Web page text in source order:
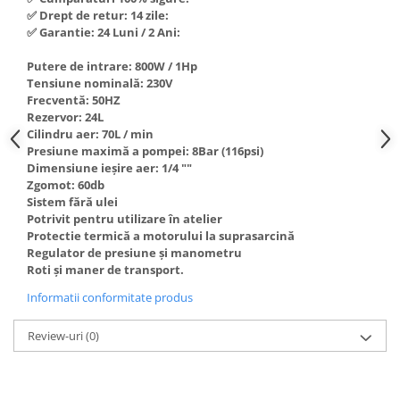
Nivela de masurat
pneumatice
Pistoale de vopsit
Prelungitoare
Polizoare electrice de banc si
unghiulare
Rindele si freze pentru lemn
Redresoare auto - roboti de
pornire
Suflante cu aer cald
Scari metalice
Strungurii
Scule cu acumulator
Hote Telescopice
Hote Traditionale
Hote Incorporabile
Hote Country
Hote Insula
Hote Cupolare
Accesorii, consumabile hote
Masini de tocat carne
Masini de carnati ( CARNATARI )
Masini de spalat vase
Masini de spalat vase incorporabile
independente
Masini de spalat rufe
Masini de spalat rufe frontale
✅ Drept de retur: 14 zile:
✅ Garantie: 24 Luni / 2 Ani:
Putere de intrare: 800W / 1Hp
Tensiune nominală: 230V
Frecventă: 50HZ
Rezervor: 24L
Cilindru aer: 70L / min
Presiune maximă a pompei: 8Bar (116psi)
Dimensiune ieșire aer: 1/4 ""
Zgomot: 60db
Sistem fără ulei
Potrivit pentru utilizare în atelier
Protectie termică a motorului la suprasarcină
Regulator de presiune și manometru
Roti și maner de transport.
Informatii conformitate produs
Review-uri(0)